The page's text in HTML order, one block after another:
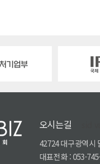
오시는길
42724 대구광역시
대표전화 : 053-